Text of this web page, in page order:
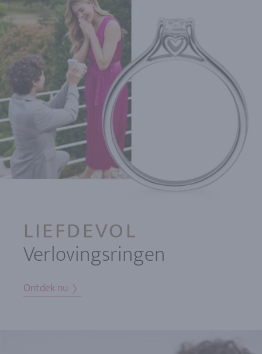
LIEFDEVOL
Verlovingsringen
Ontdek nu